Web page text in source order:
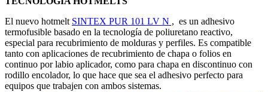
El nuevo hotmelt SINTEX PUR 101 LV N , es un adhesivo
termofusible basado en la tecnología de poliuretano reactivo,
especial para recubrimiento de molduras y perfiles. Es compatible
tanto con aplicaciones de recubrimiento de chapa o folios en
continuo por labio aplicador, como para chapa en discontinuo con
rodillo encolador, lo que hace que sea el adhesivo perfecto para
equipos que trabajen con ambos sistemas.